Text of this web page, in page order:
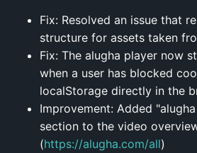
Fix: Resolved an issue that
structure for assets taken
Fix: The alugha player now
when a user has blocked
localStorage directly in the
Improvement: Added
section to the video
(https://alugha.com/all)